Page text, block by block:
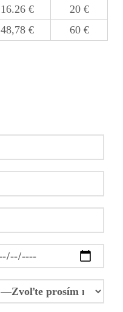
16.26 €
20 €
48,78 € 60 €